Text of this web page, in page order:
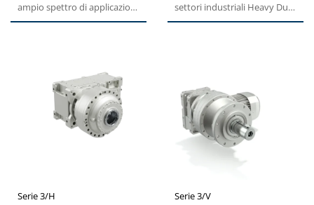
ampio spettro di applicazioni
industriali general...
settori industriali Heavy Duty
infatti,...
Serie 3/H
Serie 3/V